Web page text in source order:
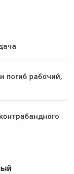
погиб рабочий,